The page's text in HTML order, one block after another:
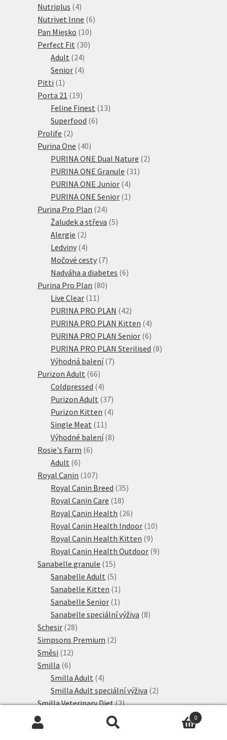
Nutriplus 44
produkty
Nutrivet Inne 66
Pan Mięsko 1010
produktů
Perfect Fit 3030
Adult 2424
produktů
Senior 44
Pitti 1 1
produkt
Porta 21 1919
produktů
Feline Finest 1313
Superfood 66
Prolife 22
produkty
Purina One 4040
produktů
PURINA ONE Dual Nature 22
PURINA ONE Granule 31 31
PURINA ONE Junior 44
produkty
PURINA ONE Senior 1 1
Purina Pro Plan 2424
produktů
Žaludek a střeva 55
Alergie 22
produkty
Ledviny 44
produkty
Močové cesty 77
produktů
Nadváha a diabetes 66
Purina Pro Plan 8080
Live Clear 11 11
produktů
PURINA PRO PLAN 4242
produktů
PURINA PRO PLAN Kitten 44
produkty
PURINA PRO PLAN Senior 66
produktů
PURINA PRO PLAN Sterilised 88
Výhodná balení 77
Purizon Adult 6666
produktů
Coldpressed 44
produkty
Purizon Adult 3737
produktů
Purizon Kitten 44
Single Meat 11 11
produktů
Výhodné balení 88
Rosie's Farm 66
Adult 66
produktů
Royal Canin 107107
produktů
Royal Canin Breed 3535
Royal Canin Care 1818
produktů
Royal Canin Health 2626
produktů
Royal Canin Health Indoor 1010
Royal Canin Health Kitten 99
produktů
Royal Canin Health Outdoor 99
Sanabelle granule 1515
produktů
Sanabelle Adult 55
produktů
Sanabelle Kitten 1 1
produkt
Sanabelle Senior 1 1
produkt
Sanabelle speciální výživa 88
Schesir 2828
produktů
Simpsons Premium 22
Směsi 1212
Smilla 66
produktů
Smilla Adult 44
produkty
Smilla Adult speciální výživa 22
produkty
Smilla Veterinary Diet 22
SPECIFIC
produktů
Taste of the Wild 1515
0